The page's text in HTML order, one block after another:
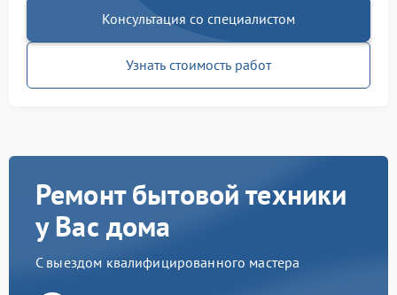
Консультация со специалистом
Узнать стоимость работ
Ремонт бытовой техники
у Вас дома
С выездом квалифицированного мастера